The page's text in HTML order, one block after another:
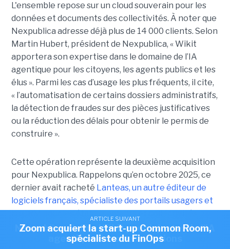
ARTICLE SUIVANT
Nexpublica s'offre Wikit pour injecter de l'IA
agentique dans ses solutions
L'ensemble repose sur un cloud souverain pour les
données et documents des collectivités. À noter que
Nexpublica adresse déjà plus de 14 000 clients. Selon
Martin Hubert, président de Nexpublica, « Wikit
apportera son expertise dans le domaine de l’IA
agentique pour les citoyens, les agents publics et les
élus ». Parmi les cas d’usage les plus fréquents, il cite,
« l’automatisation de certains dossiers administratifs,
la détection de fraudes sur des pièces justificatives
ou la réduction des délais pour obtenir le permis de
construire ».
Cette opération représente la deuxième acquisition
pour Nexpublica. Rappelons qu’en octobre 2025, ce
dernier avait racheté Lanteas, un autre éditeur de
logiciels français, spécialiste des portails usagers et
publics. Lanteas est surtout connu pour son ERP
Open CRM, qui est d'ailleurs référencé par la Canut
ARTICLE SUIVANT
Zoom acquiert la start-up Common Room,
spécialiste du FinOps